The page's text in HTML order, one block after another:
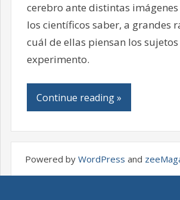
cerebro ante distintas
los científicos saber, a grandes
cuál de ellas piensan los
experimento.
Continue reading »
Powered by WordPress and